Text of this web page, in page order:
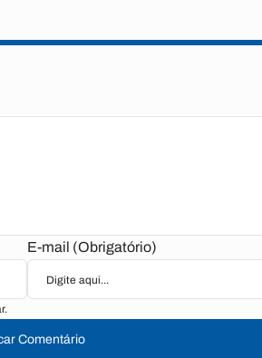
E-mail (Obrigatório)
Comentário